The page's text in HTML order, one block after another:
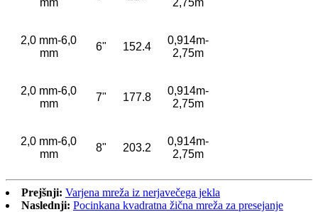
2,0 mm-6,0
mm
6" 152.4
0,914m-
2,75m
2,0 mm-6,0
mm
7" 177.8
0,914m-
2,75m
2,0 mm-6,0
mm
8" 203.2
0,914m-
2,75m
Prejšnji: Varjena mreža iz nerjavečega jekla
Naslednji: Pocinkana kvadratna žična mreža za presejanje